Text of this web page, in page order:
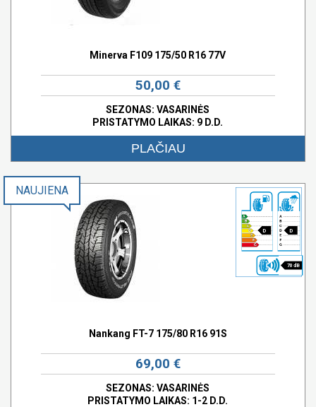
Minerva F109 175/50 R16 77V
50,00 €
SEZONAS: VASARINĖS
PRISTATYMO LAIKAS: 9 D.D.
PLAČIAU
D D
70 dB
NAUJIENA
Nankang FT-7 175/80 R16 91S
69,00 €
SEZONAS: VASARINĖS
PRISTATYMO LAIKAS: 1-2 D.D.